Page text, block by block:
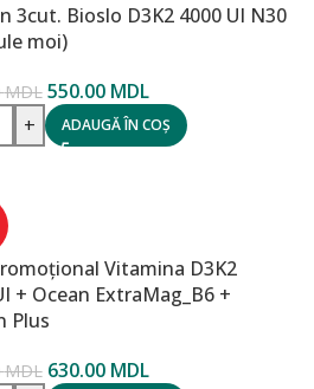
3cut. Bioslo D3K2 4000 UI N30
moi)
MDL 550.00 MDL
+ ADAUGĂ ÎN COȘ
Vitamina D3K2
+ Ocean ExtraMag_B6 +
Plus
MDL 630.00 MDL